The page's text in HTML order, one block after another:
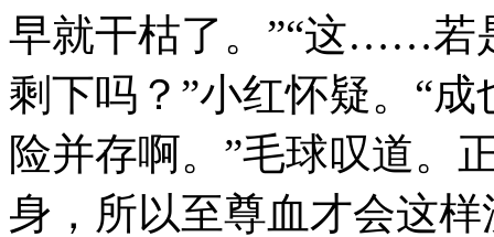
早就干枯了。”“这……若
剩下吗？”小红怀疑。“
险并存啊。”毛球叹道。
身，所以至尊血才会这